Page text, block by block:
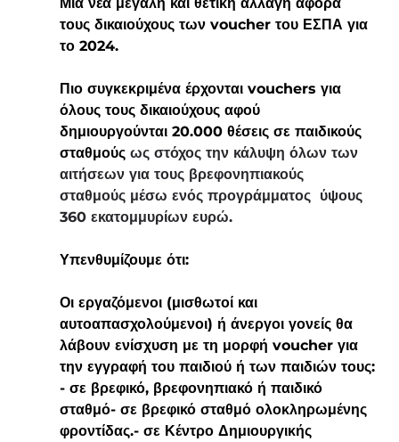
τους δικαιούχους των voucher του ΕΣΠΑ για
το 2024.
Πιο συγκεκριμένα έρχονται vouchers για
όλους τους δικαιούχους αφού
δημιουργούνται 20.000 θέσεις σε παιδικούς
σταθμούς ως στόχος την κάλυψη όλων των
αιτήσεων για τους βρεφονηπιακούς
σταθμούς μέσω ενός προγράμματος  ύψους
360 εκατομμυρίων ευρώ.
Υπενθυμίζουμε ότι:
Οι εργαζόμενοι (μισθωτοί και
αυτοαπασχολούμενοι) ή άνεργοι γονείς θα
λάβουν ενίσχυση με τη μορφή voucher για
την εγγραφή του παιδιού ή των παιδιών τους:
- σε βρεφικό, βρεφονηπιακό ή παιδικό
σταθμό- σε βρεφικό σταθμό ολοκληρωμένης
φροντίδας.- σε Κέντρο Δημιουργικής